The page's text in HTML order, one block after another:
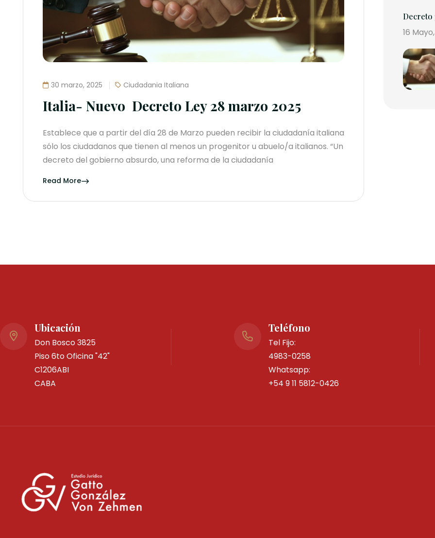
30 marzo, 2025 Ciudadania Italiana
Italia- Nuevo Decreto Ley 28 marzo 2025
Establece que a partir del día 28 de Marzo pueden recibir la ciudadanía italiana
sólo los ciudadanos que tienen al menos un progenitor u abuelo/a italianos. “Un
decreto del gobierno absurdo, una reforma de la ciudadanía
Read More
Decreto
16
Ubicación
Don Bosco 3825
Piso 6to Oficina "42"
C1206ABI
CABA
Teléfono
Tel Fijo:
4983-0258
Whatsapp:
+54 9 11 5812-0426